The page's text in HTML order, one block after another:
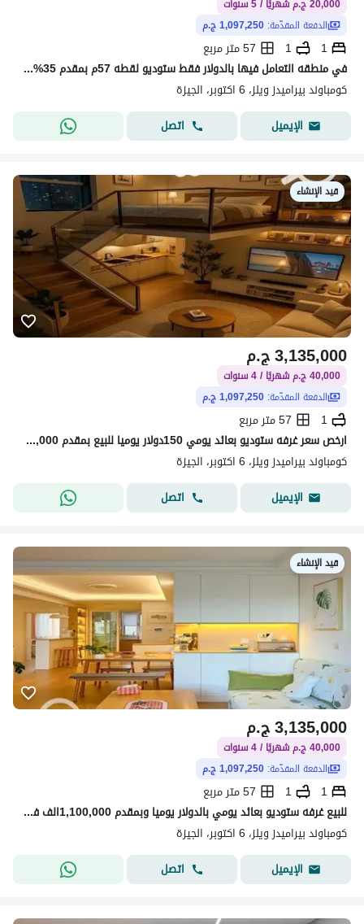
20,000 ج.م شهريًا / 5 سنوات
الدفعة المقدّمة: 1,097,250 ج.م
1
1
57 متر مربع
في منطقه التعامل فيها بالدولار فقط ستوديو لقطه 57م بمقدم 35%الف جاهز للمعاينه الفوري للبيع بتيتأجر ب 150 دولار يوميا
كومباوند بيراميدز ويلز، 6 اكتوبر، الجيزة
الإيميل
اتصل
قيد الإنشاء
ج.م3,135,000
40,000 ج.م شهريًا / 4 سنوات
الدفعة المقدّمة: 1,097,250 ج.م
1
57 متر مربع
ارخص سعر غرفه ستوديو بعائد يومي 150دولار يوميا للبيع بمقدم 1,100,000+ارخص قسط شهري امام فندق الواحه وبجوار الاهرامات والمتحف المصري وجاهز للمعاينه الف
كومباوند بيراميدز ويلز، 6 اكتوبر، الجيزة
الإيميل
اتصل
قيد الإنشاء
ج.م3,135,000
40,000 ج.م شهريًا / 4 سنوات
الدفعة المقدّمة: 1,097,250 ج.م
1
1
57 متر مربع
للبيع غرفه ستوديو بعائد يومي بالدولار يوميا وبمقدم 1,100,000الف فقط للبيع امام فندق الواحه بكمبوند مبني وجاهز للمعاينه الفوري وبأرخص قسط شهري 57م
كومباوند بيراميدز ويلز، 6 اكتوبر، الجيزة
الإيميل
اتصل